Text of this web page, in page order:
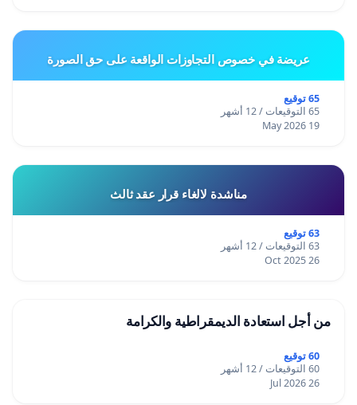
عريضة في خصوص التجاوزات الواقعة على حق الصورة
65 توقيع
65 التوقيعات / 12 أشهر
19 May 2026
مناشدة لالغاء قرار عقد ثالث
63 توقيع
63 التوقيعات / 12 أشهر
26 Oct 2025
من أجل استعادة الديمقراطية والكرامة
60 توقيع
60 التوقيعات / 12 أشهر
26 Jul 2026